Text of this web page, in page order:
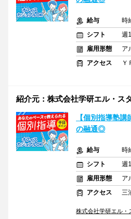
給与
時
シフト
週
雇用形態
ア
アクセス
Ｙ
紹介元：株式会社学研エル・ス
【個別指導塾
の融通◎
給与
時
シフト
週
雇用形態
ア
アクセス
三
株式会社学研エル・